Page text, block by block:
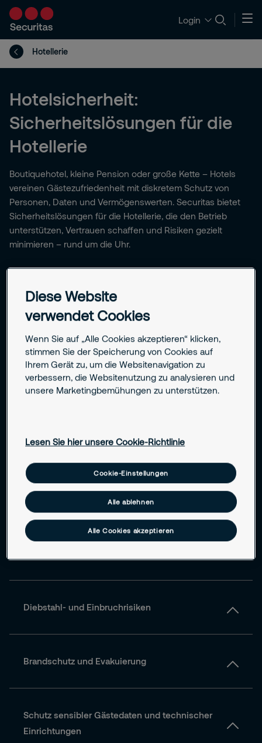
Login
Hotellerie
Hotelsicherheit:
Sicherheitslösungen für die
Hotellerie
Boutiquehotel, kleine Pension oder große Kette – Hotels
vereinen Gästezufriedenheit mit diskretem Schutz von
Personen, Daten und Vermögenswerten. Securitas bietet
Sicherheitslösungen für die Hotellerie, die den Betrieb
unterstützen, Vertrauen schaffen und Risiken gezielt
minimieren – rund um die Uhr.
Ihre Herausforderungen in der Branche
Diskreter Schutz in einem Umfeld
mit hoher Fluktuation
Hotelbetriebs zu bewältigen – ohne den Gästekomfort zu
beeinträchtigen.
Schutz von Gästen, Personal und Eigentum
Zutrittsmanagement in offenen und privaten
Diebstahl- und Einbruchrisiken
Brandschutz und Evakuierung
Schutz sensibler Gästedaten und technischer
Einrichtungen
Diese Website
verwendet Cookies
Wenn Sie auf „Alle Cookies akzeptieren“ klicken,
stimmen Sie der Speicherung von Cookies auf
Ihrem Gerät zu, um die Websitenavigation zu
verbessern, die Websitenutzung zu analysieren und
unsere Marketingbemühungen zu unterstützen.
Lesen Sie hier unsere Cookie-Richtlinie
Cookie-Einstellungen
Alle ablehnen
Alle Cookies akzeptieren